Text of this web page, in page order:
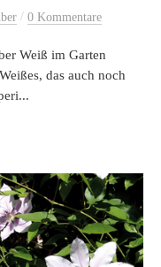
/ 0 Kommentare
Weiß im Garten
das auch noch